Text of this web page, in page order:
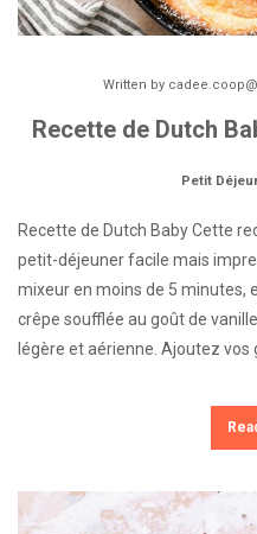
Written by
Recette de Dutch
Petit
Recette de Dutch Baby Cette
petit-déjeuner facile mais
mixeur en moins de 5 minutes,
crêpe soufflée au goût de
légère et aérienne. Ajoutez